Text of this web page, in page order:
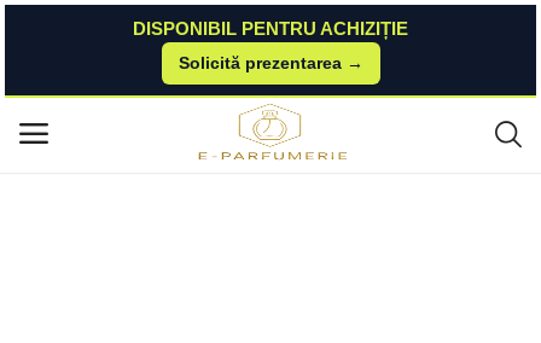
DISPONIBIL PENTRU ACHIZIȚIE
Solicită prezentarea →
Meniu principal
Parfumuri Unisex
Tester Parfum Parfen Respiro cod 755 - Florgarden, Unisex, 2 ml Florgar